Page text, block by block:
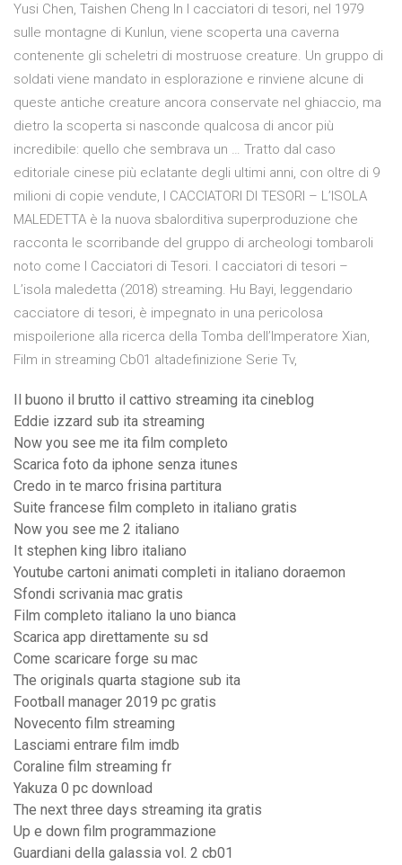
Yusi Chen, Taishen Cheng In I cacciatori di tesori, nel 1979
sulle montagne di Kunlun, viene scoperta una caverna
contenente gli scheletri di mostruose creature. Un gruppo di
soldati viene mandato in esplorazione e rinviene alcune di
queste antiche creature ancora conservate nel ghiaccio, ma
dietro la scoperta si nasconde qualcosa di ancor più
incredibile: quello che sembrava un … Tratto dal caso
editoriale cinese più eclatante degli ultimi anni, con oltre di 9
milioni di copie vendute, I CACCIATORI DI TESORI – L’ISOLA
MALEDETTA è la nuova sbalorditiva superproduzione che
racconta le scorribande del gruppo di archeologi tombaroli
noto come I Cacciatori di Tesori. I cacciatori di tesori –
L’isola maledetta (2018) streaming. Hu Bayi, leggendario
cacciatore di tesori, è impegnato in una pericolosa
mispoilerione alla ricerca della Tomba dell’Imperatore Xian,
Film in streaming Cb01 altadefinizione Serie Tv,
Il buono il brutto il cattivo streaming ita cineblog
Eddie izzard sub ita streaming
Now you see me ita film completo
Scarica foto da iphone senza itunes
Credo in te marco frisina partitura
Suite francese film completo in italiano gratis
Now you see me 2 italiano
It stephen king libro italiano
Youtube cartoni animati completi in italiano doraemon
Sfondi scrivania mac gratis
Film completo italiano la uno bianca
Scarica app direttamente su sd
Come scaricare forge su mac
The originals quarta stagione sub ita
Football manager 2019 pc gratis
Novecento film streaming
Lasciami entrare film imdb
Coraline film streaming fr
Yakuza 0 pc download
The next three days streaming ita gratis
Up e down film programmazione
Guardiani della galassia vol. 2 cb01